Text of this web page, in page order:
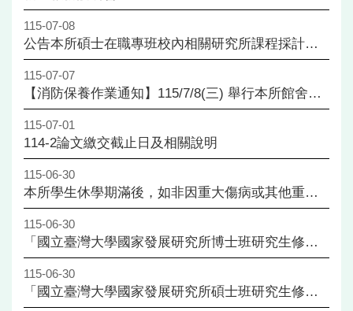
班
在
職
班
學
術
研
究
國
發
展
究
115-07-08
公告本所碩士在職專班校內相關研究所課程採計學分上限調整為6學分
115-07-07
【消防保養作業通知】115/7/8(三) 舉行本所館舍消防安全設備維護保養
115-07-01
114-2論文繳交截止日及相關說明
115-06-30
本所學生休學期滿後，如非因重大傷病或其他重大事由，且未檢附相關證明文件者，原則上不予同意延長休學之申請。
115-06-30
「國立臺灣大學國家發展研究所博士班研究生修業辦法」修正通過公告（115學年度起入學新生部分規定調整）
115-06-30
「國立臺灣大學國家發展研究所碩士班研究生修業辦法」修正通過公告（115學年度起入學新生部分規定調整）